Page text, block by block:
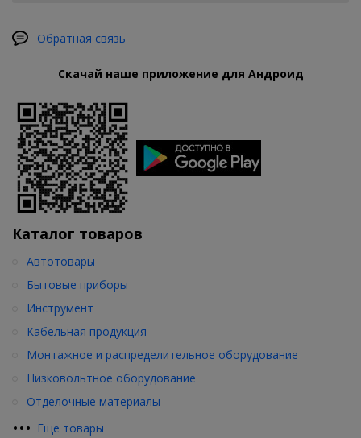
Обратная связь
Скачай наше приложение для Андроид
Каталог товаров
••• Еще товары
Автотовары
Бытовые приборы
Инструмент
Кабельная продукция
Монтажное и распределительное оборудование
Низковольтное оборудование
Отделочные материалы